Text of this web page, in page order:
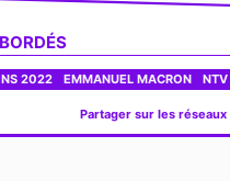
2022 EMMANUEL MACRON NTV
Partager sur les réseaux